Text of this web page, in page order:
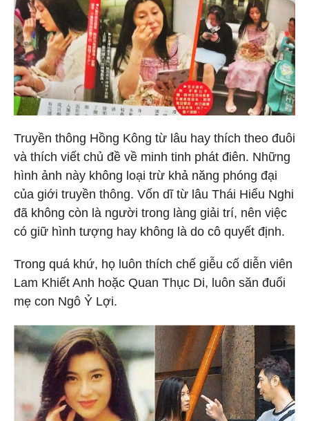
Truyền thông Hồng Kông từ lâu hay thích theo đuôi
và thích viết chủ đề về minh tinh phát điên. Những
hình ảnh này không loại trừ khả năng phóng đại
của giới truyền thông. Vốn dĩ từ lâu Thái Hiểu Nghi
đã không còn là người trong làng giải trí, nên việc
có giữ hình tượng hay không là do cô quyết định.
Trong quá khứ, họ luôn thích chế giễu cố diễn viên
Lam Khiết Anh hoặc Quan Thục Di, luôn săn đuổi
mẹ con Ngô Ỷ Lợi.